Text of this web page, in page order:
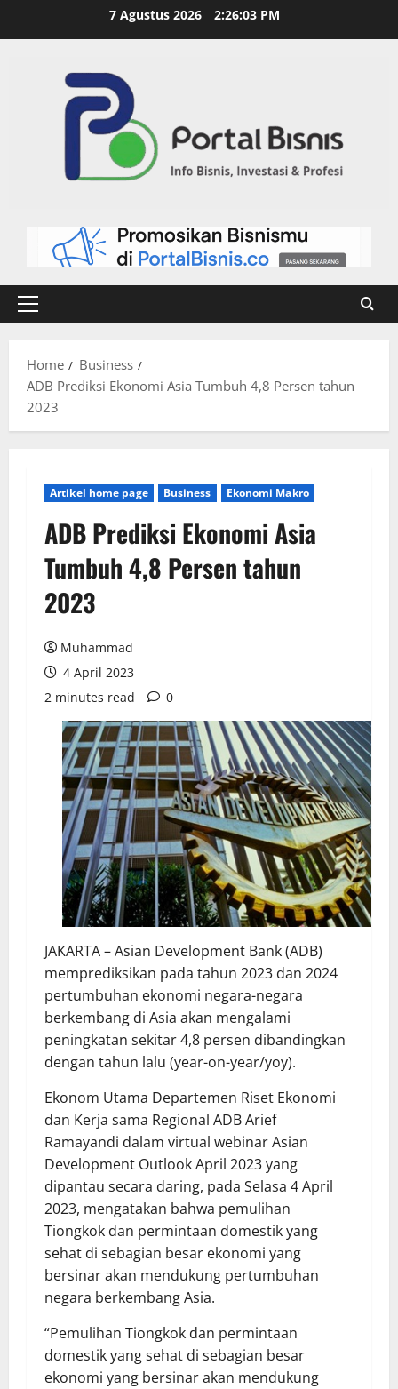
7 Agustus 2026 2:26:04 PM
Home
Business
ADB Prediksi Ekonomi Asia Tumbuh 4,8 Persen tahun
2023
Artikel home page Business Ekonomi Makro
ADB Prediksi Ekonomi Asia
Tumbuh 4,8 Persen tahun
2023
Muhammad
4 April 2023
2 minutes read
0
JAKARTA – Asian Development Bank (ADB)
memprediksikan pada tahun 2023 dan 2024
pertumbuhan ekonomi negara-negara
berkembang di Asia akan mengalami
peningkatan sekitar 4,8 persen dibandingkan
dengan tahun lalu (year-on-year/yoy).
Ekonom Utama Departemen Riset Ekonomi
dan Kerja sama Regional ADB Arief
Ramayandi dalam virtual webinar Asian
Development Outlook April 2023 yang
dipantau secara daring, pada Selasa 4 April
2023, mengatakan bahwa pemulihan
Tiongkok dan permintaan domestik yang
sehat di sebagian besar ekonomi yang
bersinar akan mendukung pertumbuhan
negara berkembang Asia.
“Pemulihan Tiongkok dan permintaan
domestik yang sehat di sebagian besar
ekonomi yang bersinar akan mendukung